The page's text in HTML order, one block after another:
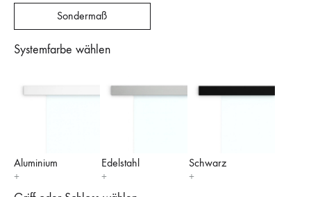
Sondermaß
Systemfarbe wählen
Aluminium Edelstahl Schwarz